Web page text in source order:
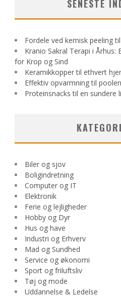
SENESTE
Fordele ved kemisk peeling
Kranio Sakral Terapi i Århus:
for Krop og Sind
Keramikkopper til ethvert
Effektiv opvarmning til poolen
Proteinsnacks til en sundere
Biler og sjov
Boligindretning
Computer og IT
Elektronik
Ferie og lejligheder
Hobby og Dyr
Hus og have
Industri og Erhverv
Mad og Sundhed
Service og økonomi
Sport og friluftsliv
Tøj og mode
Uddannelse & Ledelse